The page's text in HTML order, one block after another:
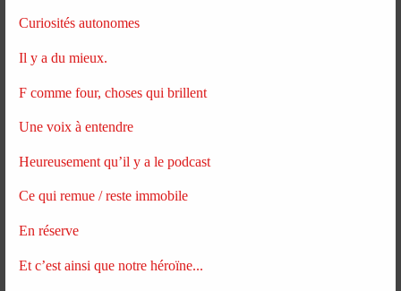
Curiosités autonomes
Il y a du mieux.
F comme four, choses qui brillent
Une voix à entendre
Heureusement qu’il y a le podcast
Ce qui remue / reste immobile
En réserve
Et c’est ainsi que notre héroïne...